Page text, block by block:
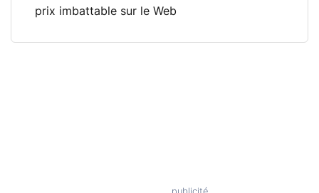
prix imbattable sur le Web